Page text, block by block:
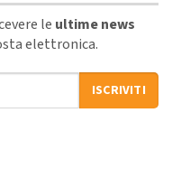
le ultime news
elettronica.
ISCRIVITI